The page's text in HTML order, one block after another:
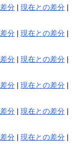
差分 |現在との差分 |
差分 |現在との差分 |
差分 |現在との差分 |
差分 |現在との差分 |
差分 |現在との差分 |
差分 |現在との差分 |